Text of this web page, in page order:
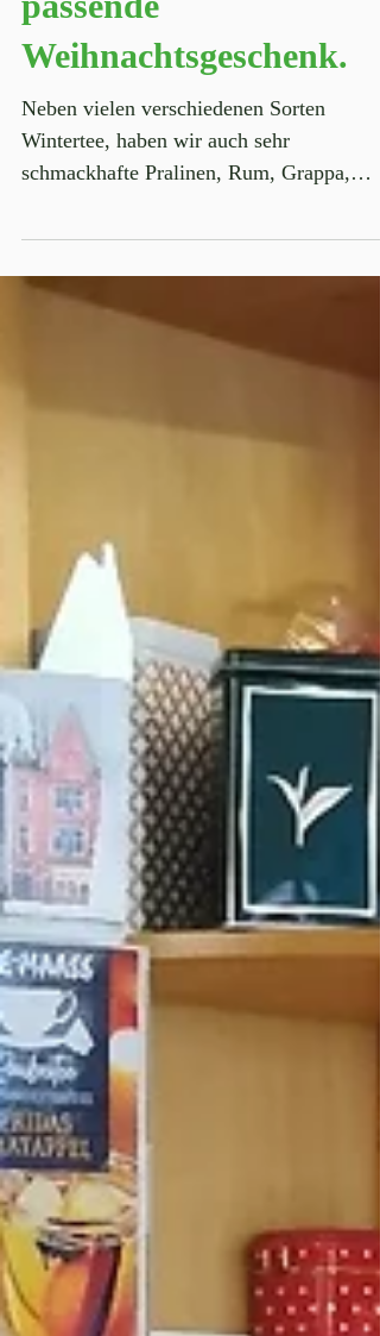
Sie suchen noch das
passende
Weihnachtsgeschenk.
Neben vielen verschiedenen Sorten
schmackhafte Pralinen, Rum, Grappa,
Whisky, Wein ebenso sehr schöne ...